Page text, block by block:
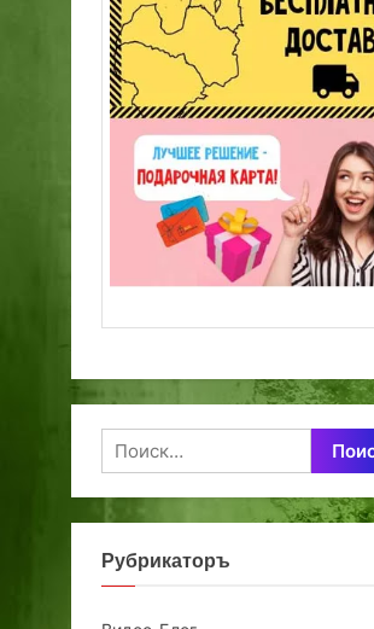
Найти:
Рубрикаторъ